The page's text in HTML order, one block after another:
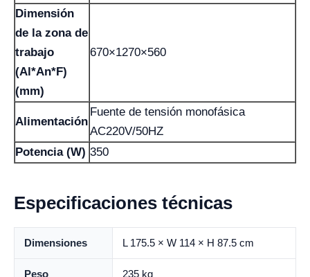
Dimensión
de la zona de
trabajo
(Al*An*F)
(mm)
670×1270×560
Alimentación
Fuente de tensión monofásica
AC220V/50HZ
Potencia (W) 350
Especificaciones técnicas
Dimensiones L 175.5 × W 114 × H 87.5 cm
Peso 235 kg